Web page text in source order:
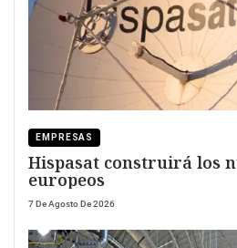
EMPRESAS
Hispasat construirá los
europeos
7 De Agosto De 2026